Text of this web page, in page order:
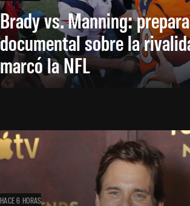
Brady vs. Manning:
documental sobre la
marcó la NFL
HACE 6 HORAS